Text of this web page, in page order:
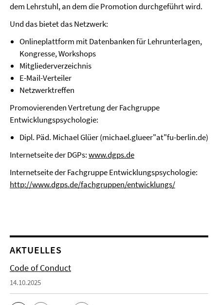
dem Lehrstuhl, an dem die Promotion durchgeführt wird.
Und das bietet das Netzwerk:
Onlineplattform mit Datenbanken für Lehrunterlagen,
Kongresse, Workshops
Mitgliederverzeichnis
E-Mail-Verteiler
Netzwerktreffen
Promovierenden Vertretung der Fachgruppe
Entwicklungspsychologie:
Dipl. Päd. Michael Glüer (michael.glueer"at"fu-berlin.de)
Internetseite der DGPs:www.dgps.de
Internetseite der Fachgruppe Entwicklungspsychologie:
http://www.dgps.de/fachgruppen/entwicklungs/
AKTUELLES
Code of Conduct
14.10.2025